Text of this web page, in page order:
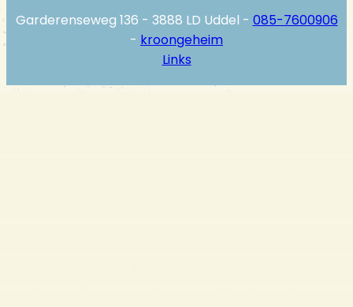
Garderenseweg 136 - 3888 LD Uddel - 085-7600906
- kroongeheim
Links